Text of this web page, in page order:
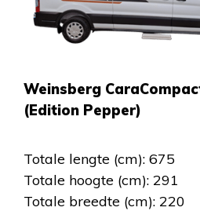
Weinsberg
(Edition Pepper)
Totale lengte (cm): 675
Totale hoogte (cm): 291
Totale breedte (cm): 220